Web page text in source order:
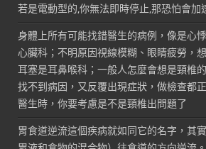
若是電動型的,你無法即時停止,那恐怕會加
身體上所有可能找錯醫生的病例，像是心
心臟科；不明原因視線模糊、眼睛疲勞，
耳塞是耳鼻喉科；一般人怎麼會想是頸椎
找不到病因，又反覆出現症狀，做檢查都
醫生時，你要考慮是不是頸椎出問題了
胃食道逆流這個疾病就如同它的名字，其